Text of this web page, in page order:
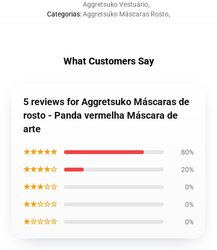
Categorias:
Aggretsuko Vestuário,
Aggretsuko Máscaras Rosto,
What Customers Say
5 reviews for Aggretsuko Máscaras de
rosto - Panda vermelha Máscara de
arte
★★★★★ 80%
★★★★☆ 20%
★★★☆☆ 0%
★★☆☆☆ 0%
★☆☆☆☆ 0%